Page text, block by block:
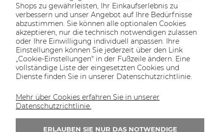
SOLTECH
SHOP
ANGEBOT INFORMATIONEN
KONTAKT
KONTAKT UNS
16:00 Uhr erreichbar.
Shops zu gewährleisten, Ihr Einkaufserlebnis zu
verbessern und unser Angebot auf Ihre Bedürfnisse
abzustimmen. Sie können alle optionalen Cookies
akzeptieren, nur die technisch notwendigen zulassen
oder Ihre Einwilligung individuell anpassen. Ihre
Einstellungen können Sie jederzeit über den Link
„Cookie-Einstellungen" in der Fußzeile ändern. Eine
vollständige Liste der eingesetzten Cookies und
Dienste finden Sie in unserer Datenschutzrichtlinie.
Mehr über Cookies erfahren Sie in unserer
Datenschutzrichtlinie.
ERLAUBEN SIE NUR DAS NOTWENDIGE